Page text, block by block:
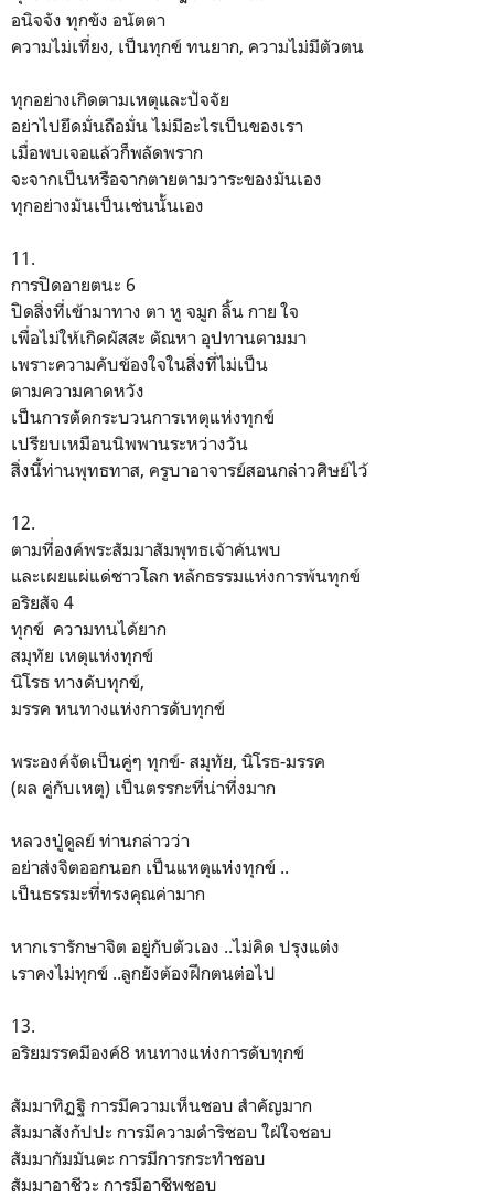
อนิจจัง ทุกขัง อนัตตา
ความไม่เที่ยง, เป็นทุกข์ ทนยาก, ความไม่มีตัวตน
ทุกอย่างเกิดตามเหตุและปัจจัย
อย่าไปยึดมั่นถือมั่น ไม่มีอะไรเป็นของเรา
เมื่อพบเจอแล้วก็พลัดพราก
จะจากเป็นหรือจากตายตามวาระของมันเอง
ทุกอย่างมันเป็นเช่นนั้นเอง
11.
การปิดอายตนะ 6
ปิดสิ่งที่เข้ามาทาง ตา หู จมูก ลิ้น กาย ใจ
เพื่อไม่ให้เกิดผัสสะ ตัณหา อุปทานตามมา
เพราะความคับข้องใจในสิ่งที่ไม่เป็น
ตามความคาดหวัง
เป็นการตัดกระบวนการเหตุแห่งทุกข์
เปรียบเหมือนนิพพานระหว่างวัน
สิ่งนี้ท่านพุทธทาส, ครูบาอาจารย์สอนกล่าวศิษย์ไว้
12.
ตามที่องค์พระสัมมาสัมพุทธเจ้าค้นพบ
และเผยแผ่แด่ชาวโลก หลักธรรมแห่งการพ้นทุกข์
อริยสัจ 4
ทุกข์ ความทนได้ยาก
สมุทัย เหตุแห่งทุกข์
นิโรธ ทางดับทุกข์,
มรรค หนทางแห่งการดับทุกข์
พระองค์จัดเป็นคู่ๆ ทุกข์- สมุทัย, นิโรธ-มรรค
(ผล คู่กับเหตุ) เป็นตรรกะที่น่าที่งมาก
หลวงปู่ดูลย์ ท่านกล่าวว่า
อย่าส่งจิตออกนอก เป็นแหตุแห่งทุกข์ ..
เป็นธรรมะที่ทรงคุณค่ามาก
หากเรารักษาจิต อยู่กับตัวเอง ..ไม่คิด ปรุงแต่ง
เราคงไม่ทุกข์ ..ลูกยังต้องฝึกตนต่อไป
13.
อริยมรรคมีองค์8 หนทางแห่งการดับทุกข์
สัมมาทิฏฐิ การมีความเห็นชอบ สำคัญมาก
สัมมาสังกัปปะ การมีความดำริชอบ ใฝ่ใจชอบ
สัมมากัมมันตะ การมีการกระทำชอบ
สัมมาอาชีวะ การมีอาชีพชอบ